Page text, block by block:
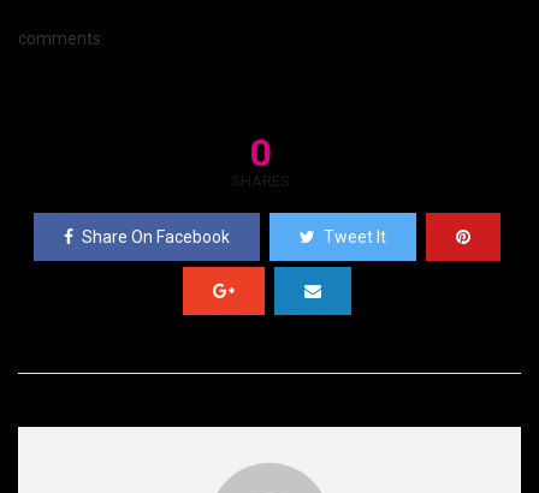
comments
0
SHARES
Share On Facebook Tweet It